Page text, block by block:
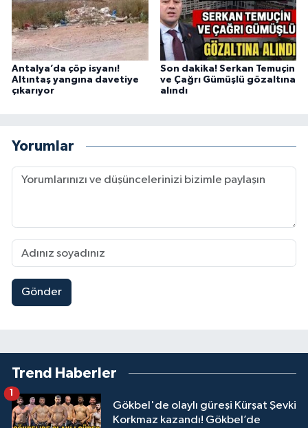
Antalya’da çöp isyanı!
Altıntaş yangına davetiye
çıkarıyor
Son dakika! Serkan Temuçin
ve Çağrı Gümüşlü gözaltına
alındı
Yorumlar
Gönder
Trend Haberler
Gökbel'de olaylı güreşi Kürşat Şevki
Korkmaz kazandı! Gökbel’de
1